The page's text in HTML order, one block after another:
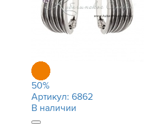
50%
Артикул: 6862
В наличии